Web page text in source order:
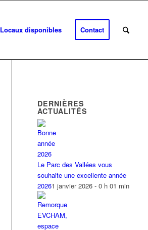
Locaux disponibles Contact
DERNIÈRES
ACTUALITÉS
Le Parc des Vallées vous
souhaite une excellente année
20261 janvier 2026 - 0 h 01 min